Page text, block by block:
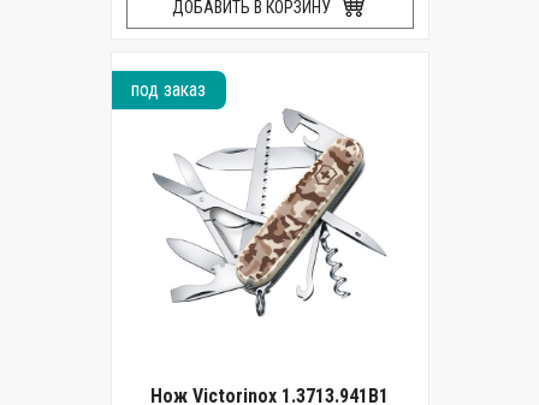
ДОБАВИТЬ В КОРЗИНУ
под заказ
Нож Victorinox 1.3713.941B1